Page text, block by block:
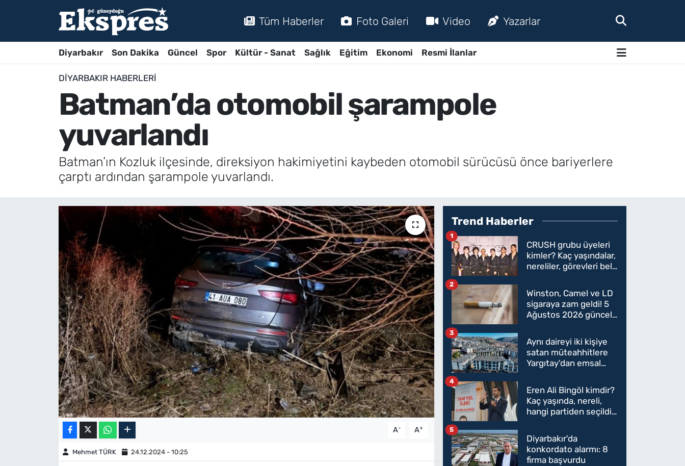
Tüm Haberler Foto Galeri Video Yazarlar
Diyarbakır Son Dakika Güncel Spor Kültür - Sanat Sağlık Eğitim Ekonomi Resmi İlanlar
DIYARBAKIR HABERLERI
Batman’da otomobil şarampole
yuvarlandı
Batman’ın Kozluk ilçesinde, direksiyon hakimiyetini kaybeden otomobil sürücüsü önce bariyerlere
çarptı ardından şarampole yuvarlandı.
A- A+
Mehmet TÜRK 24.12.2024 - 10:25
Trend Haberler
CRUSH grubu üyeleri
kimler? Kaç yaşındalar,
nereliler, görevleri belli
1
Winston, Camel ve LD
sigaraya zam geldi! 5
Ağustos 2026 güncel
oldu
2
Aynı daireyi iki kişiye
satan müteahhitlere
Yargıtay'dan emsal
3
Eren Ali Bingöl kimdir?
Kaç yaşında, nereli,
hangi partiden seçildi?
Parti'ye mi geçecek?
4
Diyarbakır'da
konkordato alarmı: 8
firma başvurdu
5